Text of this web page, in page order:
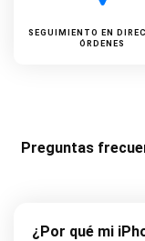
SEGUIMIENTO EN
ÓRDENES
Preguntas
¿Por qué mi